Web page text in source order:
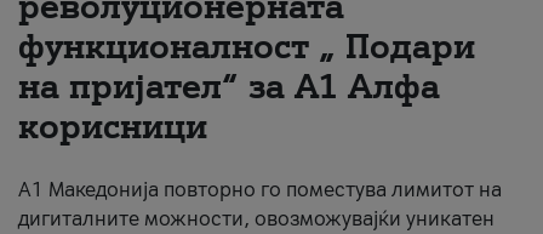
За нас
#ПодобарОнлајн
функционалност „ Подари
на пријател“ за А1 Алфа
корисници
А1 Македонија повторно го поместува лимитот на
дигиталните можности, овозможувајќи уникатен